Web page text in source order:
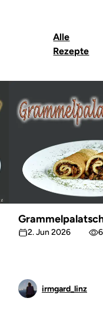
Alle
Rezepte
2. Jun 2026
irmgard_linz